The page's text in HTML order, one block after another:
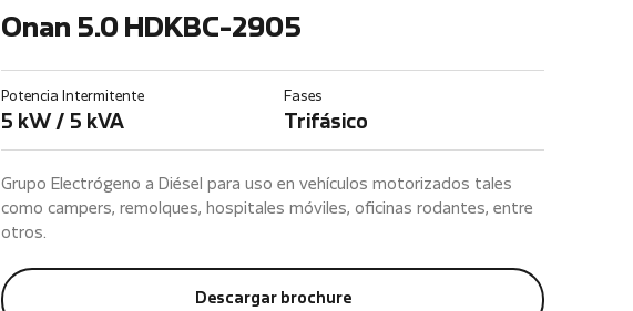
Onan 5.0 HDKBC-2905
Potencia Intermitente
5 kW / 5 kVA
Fases
Trifásico
Grupo Electrógeno a Diésel para uso en vehículos motorizados tales
como campers, remolques, hospitales móviles, oficinas rodantes, entre
otros.
Descargar brochure